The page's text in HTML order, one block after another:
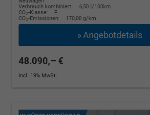
Verbrauch kombiniert:
6,50 l/100km
CO2-Klasse:
F
CO2-Emissionen: 170,00 g/km
» Angebotdetails
48.090,– €
incl. 19% MwSt.